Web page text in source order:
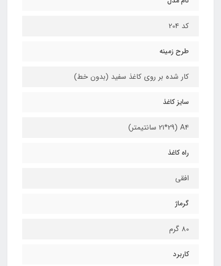
کد 204
طرح زمینه
کار شده بر روی کاغذ سفید (بدون خط)
سایز کاغذ
A4 (21*29 سانتیمتر)
راه کاغذ
افقی
گرماژ
80 گرم
کاربرد